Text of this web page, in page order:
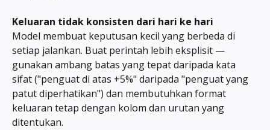
Keluaran tidak konsisten dari hari ke hari
Model membuat keputusan kecil yang berbeda di
setiap jalankan. Buat perintah lebih eksplisit —
gunakan ambang batas yang tepat daripada kata
sifat ("penguat di atas +5%" daripada "penguat yang
patut diperhatikan") dan membutuhkan format
keluaran tetap dengan kolom dan urutan yang
ditentukan.